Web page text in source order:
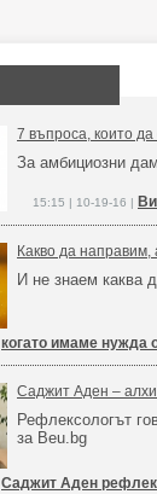
7 въпроса, които
За амбициозни
15:15 | 10-19-16 |
Какво да
И не знаем каква
когато имаме нужда
Саджит Аден –
Рефлексологът
за Beu.bg
Саджит Аден